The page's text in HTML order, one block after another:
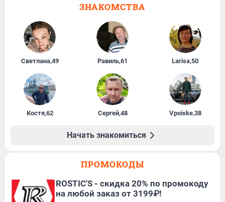
ЗНАКОМСТВА
Светлана,49 Равиль,61 Larisa,50
Костя,62 Сергей,48 Vpoiske,38
Начать знакомиться
ПРОМОКОДЫ
ROSTIC'S - скидка 20% по промокоду
на любой заказ от 3199₽!